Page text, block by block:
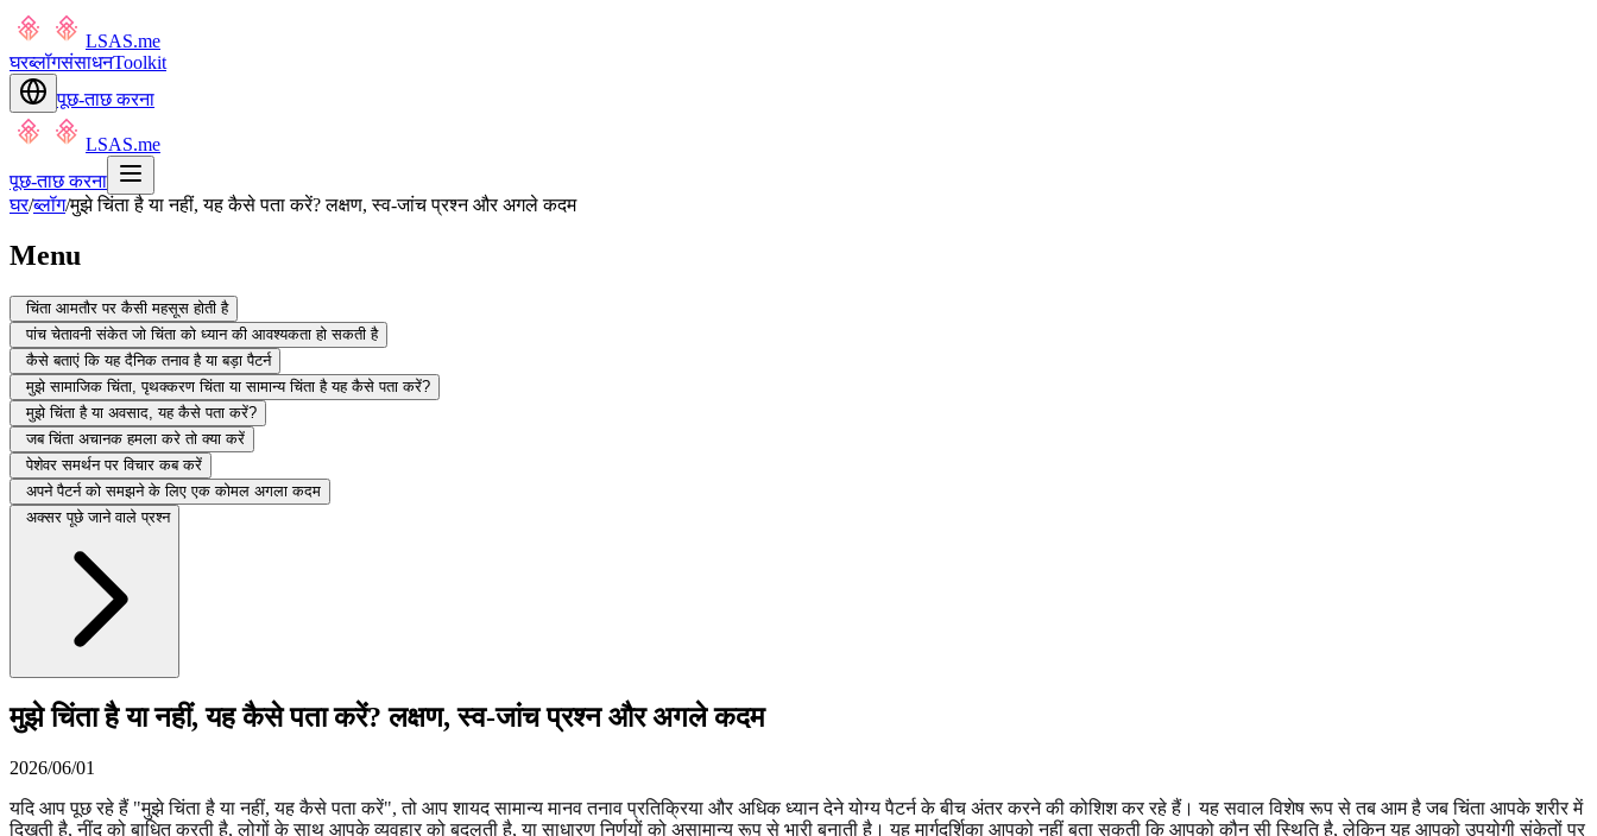
LSAS.me
घरब्लॉगसंसाधनToolkit
पूछ-ताछ करना
LSAS.me
पूछ-ताछ करना
घर/ब्लॉग/मुझे चिंता है या नहीं, यह कैसे पता करें? लक्षण, स्व-जांच प्रश्न और अगले कदम
Menu
चिंता आमतौर पर कैसी महसूस होती है
पांच चेतावनी संकेत जो चिंता को ध्यान की आवश्यकता हो सकती है
कैसे बताएं कि यह दैनिक तनाव है या बड़ा पैटर्न
मुझे सामाजिक चिंता, पृथक्करण चिंता या सामान्य चिंता है यह कैसे पता करें?
मुझे चिंता है या अवसाद, यह कैसे पता करें?
जब चिंता अचानक हमला करे तो क्या करें
पेशेवर समर्थन पर विचार कब करें
अपने पैटर्न को समझने के लिए एक कोमल अगला कदम
अक्सर पूछे जाने वाले प्रश्न
मुझे चिंता है या नहीं, यह कैसे पता करें? लक्षण, स्व-जांच प्रश्न और अगले कदम
2026/06/01
यदि आप पूछ रहे हैं "मुझे चिंता है या नहीं, यह कैसे पता करें", तो आप शायद सामान्य मानव तनाव प्रतिक्रिया और अधिक ध्यान देने योग्य पैटर्न के बीच अंतर करने की कोशिश कर रहे हैं। यह सवाल विशेष रूप से तब आम है जब चिंता आपके शरीर में
दिखती है, नींद को बाधित करती है, लोगों के साथ आपके व्यवहार को बदलती है, या साधारण निर्णयों को असामान्य रूप से भारी बनाती है। यह मार्गदर्शिका आपको नहीं बता सकती कि आपको कौन सी स्थिति है, लेकिन यह आपको उपयोगी संकेतों पर